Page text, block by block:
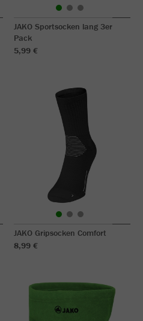
JAKO Sportsocken lang 3er
Pack
5,99 €
JAKO Gripsocken Comfort
8,99 €